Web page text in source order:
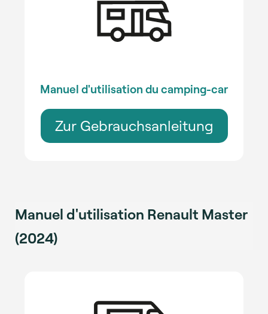
Manuel d'utilisation du camping-car
Zur Gebrauchsanleitung
Manuel d'utilisation Renault Master
(2024)